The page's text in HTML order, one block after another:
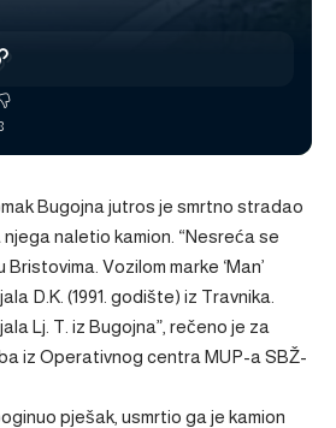
Bugojna jutros je smrtno stradao
naletio kamion. “Nesreća se
Vozilom marke ‘Man’
D.K. (1991. godište) iz Travnika.
Lj. T. iz Bugojna”, rečeno je za
iz Operativnog centra MUP-a SBŽ-
pješak, usmrtio ga je kamion